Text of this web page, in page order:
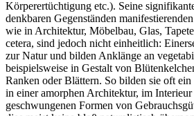
Körperertüchtigung etc.). Seine
denkbaren Gegenständen
wie in Architektur, Möbelbau, Glas,
cetera, sind jedoch nicht einheitlich:
zur Natur und bilden Anklänge an
beispielsweise in Gestalt von
Ranken oder Blättern. So bilden sie oft
in einer amorphen Architektur, im Interieur
geschwungenen Formen von